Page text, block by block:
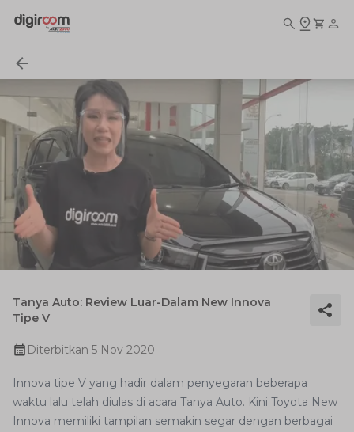
Tanya Auto: Review Luar-Dalam New Innova
Tipe V
Diterbitkan 5 Nov 2020
Innova tipe V yang hadir dalam penyegaran beberapa
waktu lalu telah diulas di acara Tanya Auto. Kini Toyota New
Innova memiliki tampilan semakin segar dengan berbagai